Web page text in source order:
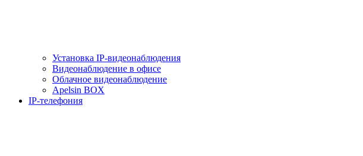
Установка IP-видеонаблюдения
Видеонаблюдение в офисе
Облачное видеонаблюдение
Apelsin BOX
IP-телефония